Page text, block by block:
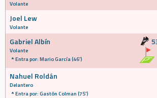
Volante
Joel Lew
Volante
Gabriel Albín
Volante
Entra por: Mario García (46')
Nahuel Roldán
Delantero
Entra por: Gastón Colman (75')